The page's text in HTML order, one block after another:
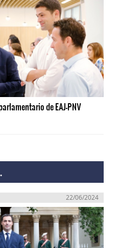
de EAJ-PNV
22/06/2024